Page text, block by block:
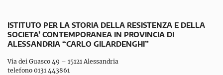
ISTITUTO PER LA STORIA DELLA RESISTENZA E DELLA
SOCIETA’ CONTEMPORANEA IN PROVINCIA DI
ALESSANDRIA “CARLO GILARDENGHI”
Via dei Guasco 49 – 15121 Alessandria
telefono 0131 443861